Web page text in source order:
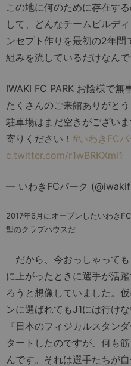
この地に何のために存在す
して、どんなチームビルデ
ンセプト作りを最初の2年
組みを流しているだけなんで
IWAKI FC PARK お陰様で無
たくさんのご来館ありがとう
駐車場はまだ空きがござい
寄りください！ #いわきFCパ
c.twitter.com/r1wBRKXml1
— いわきFCパーク
2017年6月にオープンしたいわき
型のクラブハウスだ
だから、今おっしゃって
に上がったときに選手が活
ろうと想像していました。
ンに選ばれてもJ1には行け
『日本のフィジカルスタン
タートしたのですが、何も
んです。それは選手たちが